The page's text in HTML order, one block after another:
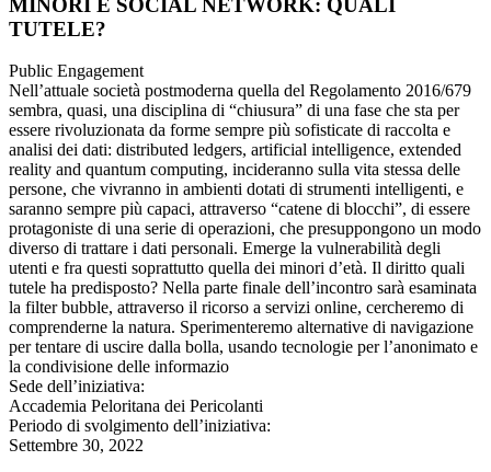
MINORI E SOCIAL NETWORK: QUALI
TUTELE?
Public Engagement
Nell’attuale società postmoderna quella del Regolamento 2016/679
sembra, quasi, una disciplina di “chiusura” di una fase che sta per
essere rivoluzionata da forme sempre più sofisticate di raccolta e
analisi dei dati: distributed ledgers, artificial intelligence, extended
reality and quantum computing, incideranno sulla vita stessa delle
persone, che vivranno in ambienti dotati di strumenti intelligenti, e
saranno sempre più capaci, attraverso “catene di blocchi”, di essere
protagoniste di una serie di operazioni, che presuppongono un modo
diverso di trattare i dati personali. Emerge la vulnerabilità degli
utenti e fra questi soprattutto quella dei minori d’età. Il diritto quali
tutele ha predisposto? Nella parte finale dell’incontro sarà esaminata
la filter bubble, attraverso il ricorso a servizi online, cercheremo di
comprenderne la natura. Sperimenteremo alternative di navigazione
per tentare di uscire dalla bolla, usando tecnologie per l’anonimato e
la condivisione delle informazio
Sede dell’iniziativa:
Accademia Peloritana dei Pericolanti
Periodo di svolgimento dell’iniziativa:
Settembre 30, 2022